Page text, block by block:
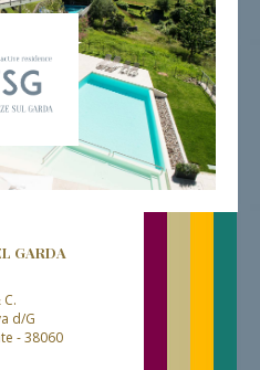
GARDA
d/G
- 38060